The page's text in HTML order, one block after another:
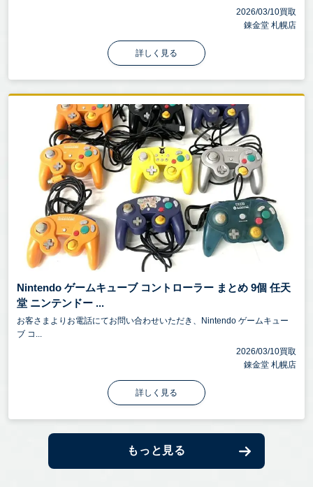
2026/03/10買取
錬金堂 札幌店
詳しく見る
Nintendo ゲームキューブ コントローラー まとめ 9個 任天
堂 ニンテンドー ...
お客さまよりお電話にてお問い合わせいただき、Nintendo ゲームキュー
ブ コ...
2026/03/10買取
錬金堂 札幌店
詳しく見る
もっと見る